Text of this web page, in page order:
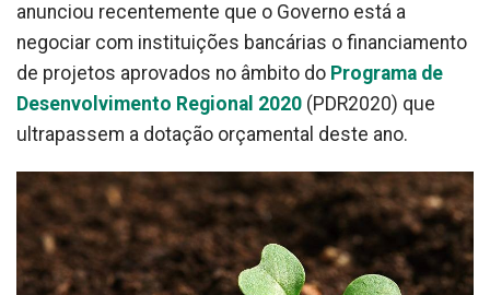
anunciou recentemente que o Governo está a
negociar com instituições bancárias o financiamento
de projetos aprovados no âmbito do Programa de
Desenvolvimento Regional 2020 (PDR2020) que
ultrapassem a dotação orçamental deste ano.